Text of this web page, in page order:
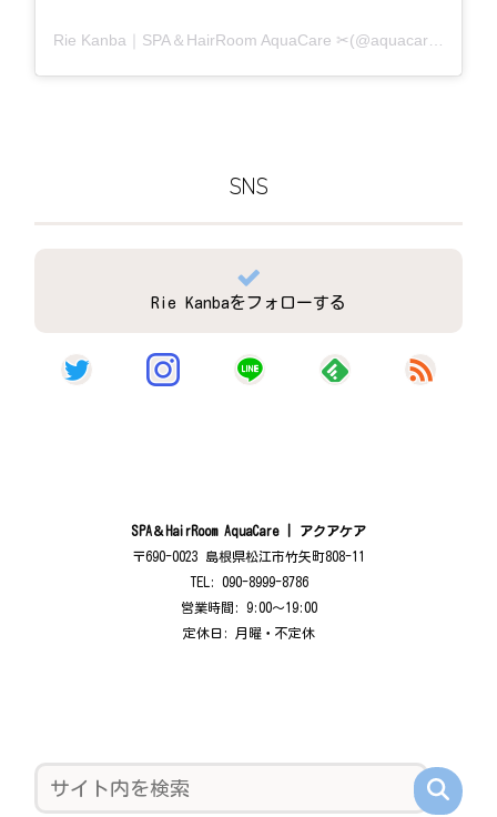
Rie Kanba｜SPA＆HairRoom AquaCare ✂(@aquacare_rie)がシェアした投稿
SNS
Rie Kanbaをフォローする
SPA＆HairRoom AquaCare | アクアケア
〒690-0023 島根県松江市竹矢町808-11
TEL: 090-8999-8786
営業時間: 9:00〜19:00
定休日: 月曜・不定休